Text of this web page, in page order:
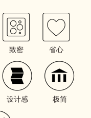
致密 省心
设计感 极简